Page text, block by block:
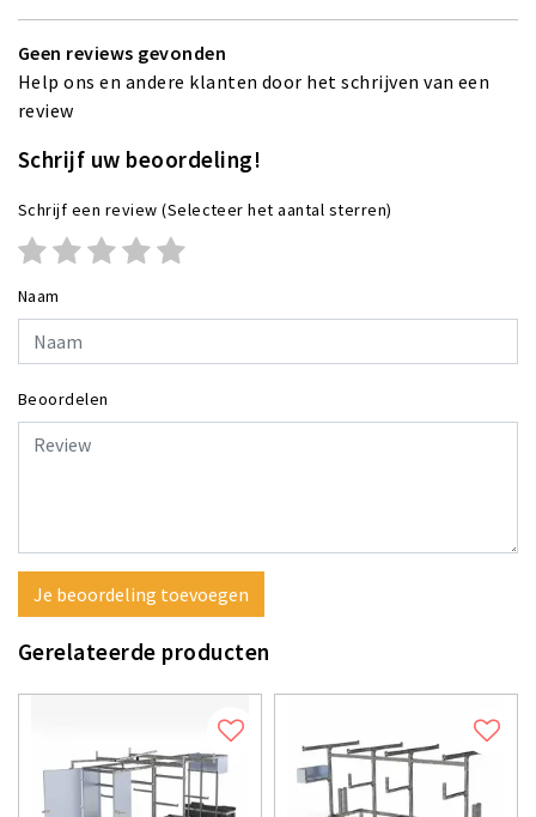
Geen reviews gevonden
Help ons en andere klanten door het schrijven van een
review
Schrijf uw beoordeling!
Schrijf een review (Selecteer het aantal sterren)
Naam
Beoordelen
Je beoordeling toevoegen
Gerelateerde producten